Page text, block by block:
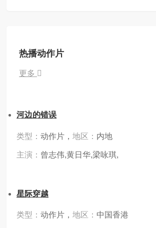
热播动作片
更多
河边的错误
类型： 动作片， 地区： 内地
主演： 曾志伟,黄日华,梁咏琪,
星际穿越
类型： 动作片， 地区： 中国香港